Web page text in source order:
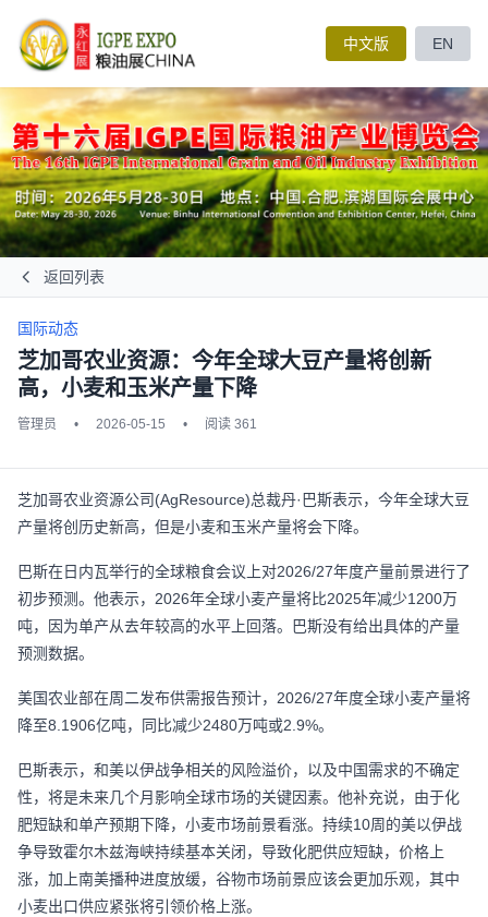
中文版 EN
返回列表
国际动态
芝加哥农业资源：今年全球大豆产量将创新
高，小麦和玉米产量下降
管理员 • 2026-05-15 • 阅读 361
芝加哥农业资源公司(AgResource)总裁丹·巴斯表示，今年全球大豆
产量将创历史新高，但是小麦和玉米产量将会下降。
巴斯在日内瓦举行的全球粮食会议上对2026/27年度产量前景进行了
初步预测。他表示，2026年全球小麦产量将比2025年减少1200万
吨，因为单产从去年较高的水平上回落。巴斯没有给出具体的产量
预测数据。
美国农业部在周二发布供需报告预计，2026/27年度全球小麦产量将
降至8.1906亿吨，同比减少2480万吨或2.9%。
巴斯表示，和美以伊战争相关的风险溢价，以及中国需求的不确定
性，将是未来几个月影响全球市场的关键因素。他补充说，由于化
肥短缺和单产预期下降，小麦市场前景看涨。持续10周的美以伊战
争导致霍尔木兹海峡持续基本关闭，导致化肥供应短缺，价格上
涨，加上南美播种进度放缓，谷物市场前景应该会更加乐观，其中
小麦出口供应紧张将引领价格上涨。